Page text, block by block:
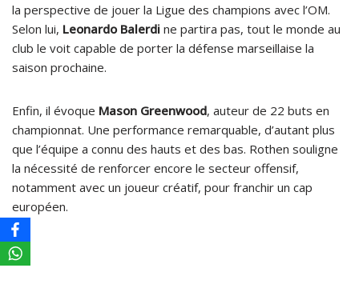
la perspective de jouer la Ligue des champions avec l’OM.
Selon lui, Leonardo Balerdi ne partira pas, tout le monde au
club le voit capable de porter la défense marseillaise la
saison prochaine.
Enfin, il évoque Mason Greenwood, auteur de 22 buts en
championnat. Une performance remarquable, d’autant plus
que l’équipe a connu des hauts et des bas. Rothen souligne
la nécessité de renforcer encore le secteur offensif,
notamment avec un joueur créatif, pour franchir un cap
européen.